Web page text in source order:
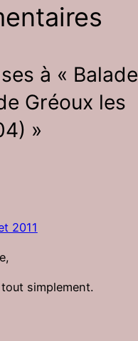
à « Balade
Gréoux les
»
2011
tout simplement.